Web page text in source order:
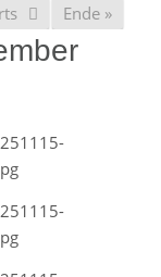
Ende »